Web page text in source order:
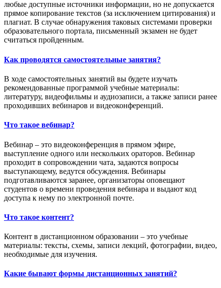
любые доступные источники информации, но не допускается
прямое копирование текстов (за исключением цитирования) и
плагиат. В случае обнаружения таковых системами проверки
образовательного портала, письменный экзамен не будет
считаться пройденным.
Как проводятся самостоятельные занятия?
В ходе самостоятельных занятий вы будете изучать
рекомендованные программой учебные материалы:
литературу, видеофильмы и аудиозаписи, а также записи ранее
проходивших вебинаров и видеоконференций.
Что такое вебинар?
Вебинар – это видеоконференция в прямом эфире,
выступление одного или нескольких ораторов. Вебинар
проходит в сопровождении чата, задаются вопросы
выступающему, ведутся обсуждения. Вебинары
подготавливаются заранее, организаторы оповещают
студентов о времени проведения вебинара и выдают код
доступа к нему по электронной почте.
Что такое контент?
Контент в дистанционном образовании – это учебные
материалы: тексты, схемы, записи лекций, фотографии, видео,
необходимые для изучения.
Какие бывают формы дистанционных занятий?